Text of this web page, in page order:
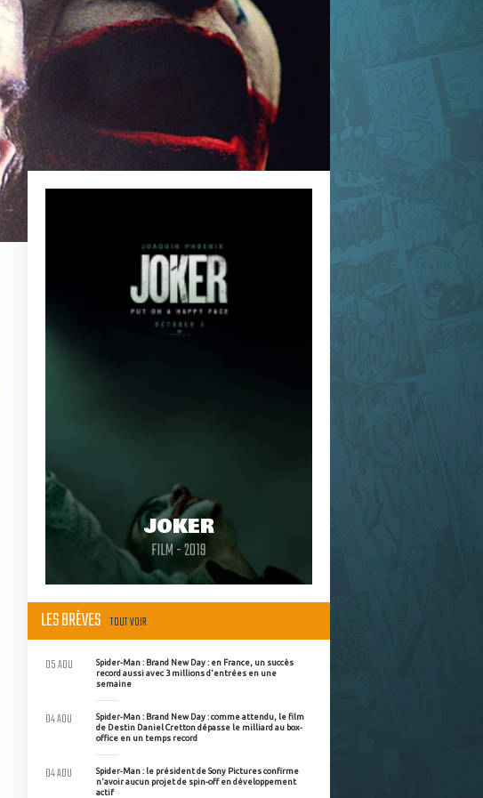
JOKER
FILM - 2019
LES BRÈVES TOUT VOIR
Spider-Man : Brand New Day : en France, un succès
record aussi avec 3 millions d'entrées en une
semaine
05 AOU
Spider-Man : Brand New Day : comme attendu, le film
de Destin Daniel Cretton dépasse le milliard au box-
office en un temps record
04 AOU
Spider-Man : le président de Sony Pictures confirme
n'avoir aucun projet de spin-off en développement
actif
04 AOU